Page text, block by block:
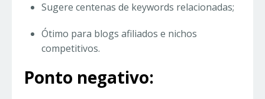
Sugere centenas de keywords relacionadas;
Ótimo para blogs afiliados e nichos
competitivos.
Ponto negativo: